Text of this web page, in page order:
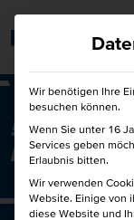
50€ für
Freund!
Wir benötigen Ihre
besuchen können.
Wenn Sie unter 16
Services geben
Erlaubnis bitten.
Wir verwenden
Website. Einige von
diese Website und